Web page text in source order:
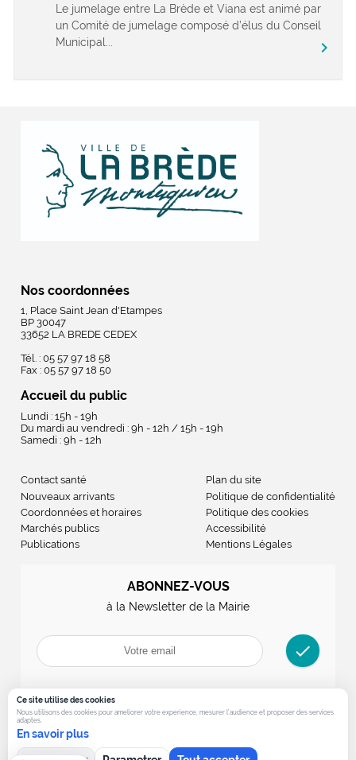
Le jumelage entre La Brède et Viana est animé par
un Comité de jumelage composé d’élus du Conseil
Municipal...
chevron_right
Nos coordonnées
1, Place Saint Jean d'Etampes
BP 30047
33652 LA BREDE CEDEX
Tél. : 05 57 97 18 58
Fax : 05 57 97 18 50
Accueil du public
Lundi : 15h - 19h
Du mardi au vendredi : 9h - 12h / 15h - 19h
Samedi : 9h - 12h
Contact santé
Nouveaux arrivants
Coordonnées et horaires
Marchés publics
Publications
Plan du site
Politique de confidentialité
Politique des cookies
Accessibilité
Mentions Légales
ABONNEZ-VOUS
à la Newsletter de la Mairie
check
Ce site utilise des cookies
Nous utilisons des cookies pour ameliorer votre experience, mesurer l’audience et proposer des services
adaptes.
En savoir plus